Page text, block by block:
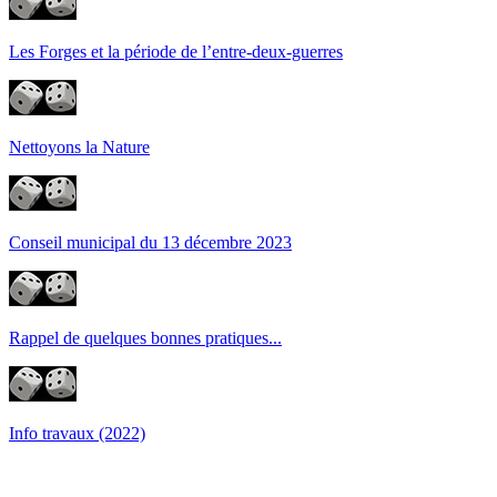
Les Forges et la période de l’entre-deux-guerres
Nettoyons la Nature
Conseil municipal du 13 décembre 2023
Rappel de quelques bonnes pratiques...
Info travaux (2022)